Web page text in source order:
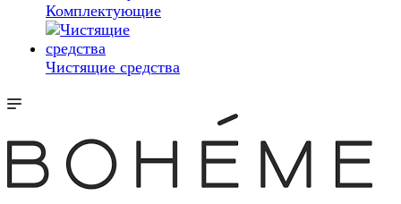
Комплектующие
Чистящие средства